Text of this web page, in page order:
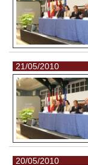
21/05/2010
20/05/2010